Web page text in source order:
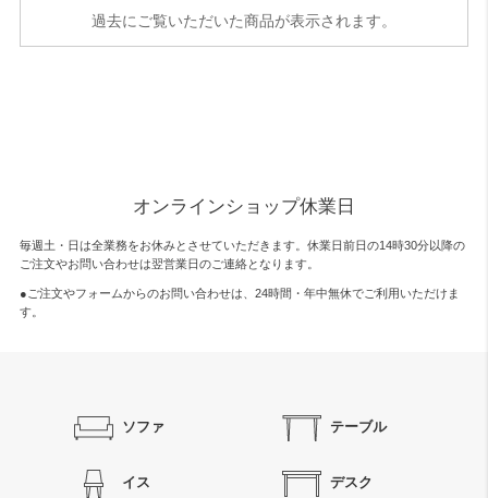
過去にご覧いただいた商品が表示されます。
オンラインショップ休業日
毎週土・日は全業務をお休みとさせていただきます。休業日前日の14時30分以降の
ご注文やお問い合わせは翌営業日のご連絡となります。
●ご注文やフォームからのお問い合わせは、 24時間・年中無休でご利用いただけま
す。
ソファ テーブル
イス デスク